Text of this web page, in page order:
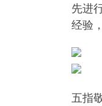
先进
经验
五指